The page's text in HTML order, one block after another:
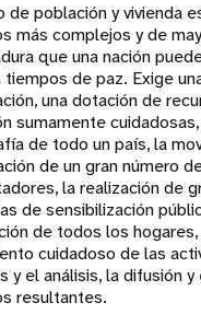
de población y vivienda
más complejos y de
que una nación
tiempos de paz. Exige
una dotación de
sumamente
de todo un país, la
de un gran número
la realización de
de sensibilización
de todos los
cuidadoso de las
y el análisis, la difusión
resultantes.